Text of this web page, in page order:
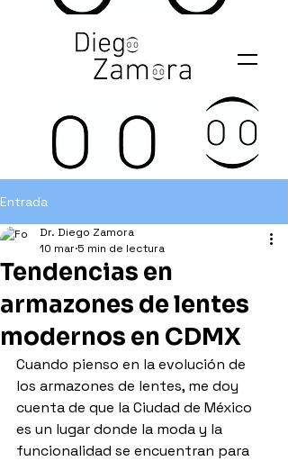
Entrada
Tendencias en
armazones de lentes
modernos en CDMX
Dr. Diego Zamora
10 mar 5 min de lectura
Cuando pienso en la evolución de
los armazones de lentes, me doy
cuenta de que la Ciudad de México
es un lugar donde la moda y la
funcionalidad se encuentran para